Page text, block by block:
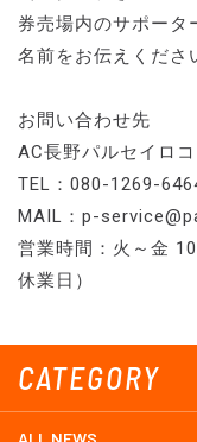
CATEGORY
ALL NEWS
券売場内のサポータ
名前をお伝えくださ
お問い合わせ先
AC長野パルセイロ
TEL：080-1269-
MAIL：p-
営業時間：火～金
休業日）